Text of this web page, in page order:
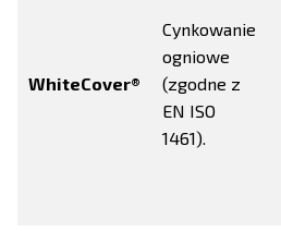
WhiteCover®
Cynkowanie
ogniowe
(zgodne z
EN ISO
1461).